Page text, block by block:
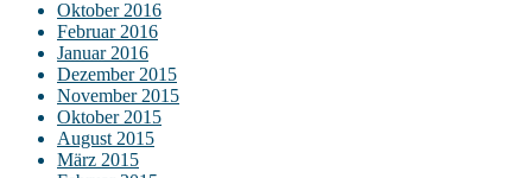
Oktober 2016
Februar 2016
Januar 2016
Dezember 2015
November 2015
Oktober 2015
August 2015
März 2015